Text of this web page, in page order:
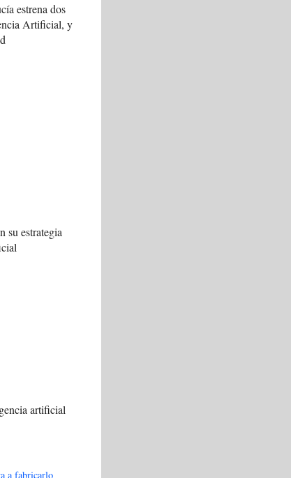
estrena dos
Artificial, y
su estrategia
artificial
a fabricarlo